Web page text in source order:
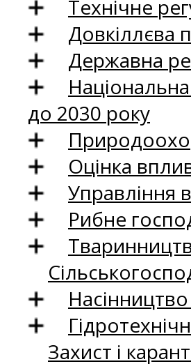
Технічне
Довкіллєва
Державна
до 2030 року
Оцінка
Управління
Рибне
Захист і